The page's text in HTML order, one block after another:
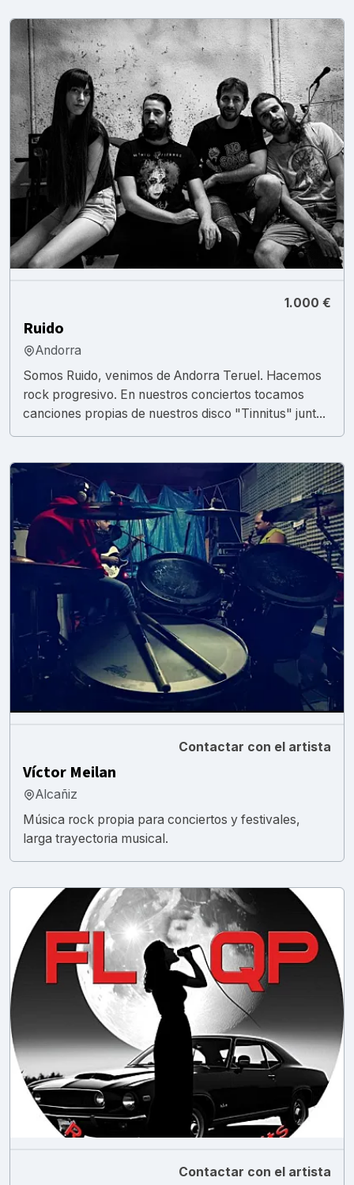
1.000 €
Ruido
Andorra
Somos Ruido, venimos de Andorra Teruel. Hacemos
rock progresivo. En nuestros conciertos tocamos
canciones propias de nuestros disco "Tinnitus" junt...
Contactar con el artista
Víctor Meilan
Alcañiz
Música rock propia para conciertos y festivales,
larga trayectoria musical.
Contactar con el artista